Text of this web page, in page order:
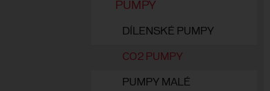
PUMPY
DÍLENSKÉ PUMPY
CO2 PUMPY
PUMPY MALÉ